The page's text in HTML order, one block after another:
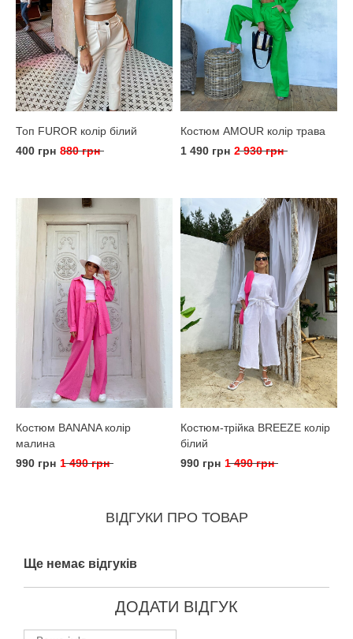
Топ FUROR колір білий
400 грн 880 грн
Костюм AMOUR колір трава
1 490 грн 2 930 грн
Костюм BANANA колір
малина
990 грн 1 490 грн
Костюм-трійка BREEZE колір
білий
990 грн 1 490 грн
ВІДГУКИ ПРО ТОВАР
Ще немає відгуків
ДОДАТИ ВІДГУК